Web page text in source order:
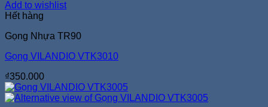
Add to wishlist
Hết hàng
Gọng Nhựa TR90
Gọng VILANDIO VTK3010
₫350.000